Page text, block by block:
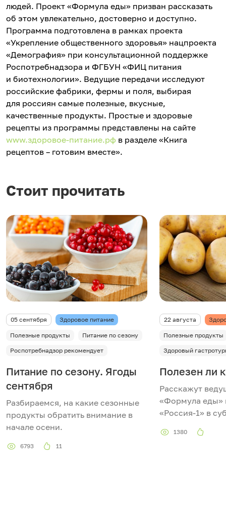
людей. Проект «Формула еды» призван рассказать
об этом увлекательно, достоверно и доступно.
Программа подготовлена в рамках проекта
«Укрепление общественного здоровья» нацпроекта
«Демография» при консультационной поддержке
Роспотребнадзора и ФГБУН «ФИЦ питания
и биотехнологии». Ведущие передачи исследуют
российские фабрики, фермы и поля, выбирая
для россиян самые полезные, вкусные,
качественные продукты. Простые и здоровые
рецепты из программы представлены на сайте
www.здоровое-питание.рф в разделе «Книга
рецептов – готовим вместе».
Стоит прочитать
05 сентября Здоровое питание
Полезные продукты
Питание по сезону
Роспотребнадзор рекомендует
Питание по сезону. Ягоды
сентября
Разбираемся, на какие сезонные
продукты обратить внимание в
начале осени.
6793 11
22 августа
Полезные продукты
Здоровый
Полезен ли
Расскажут
«Формула еды»
«Россия-1» в
1380